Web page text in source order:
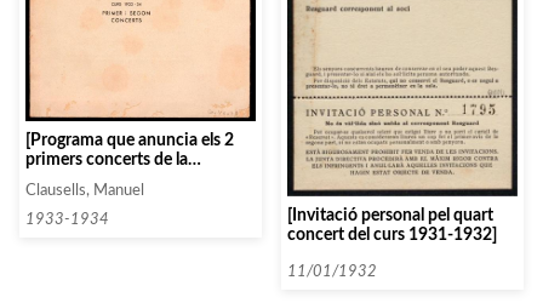
[Programa que anuncia els 2
primers concerts de la
Clausells, Manuel
1933-1934
[Invitació personal pel quart
concert del curs 1931-1932]
11/01/1932